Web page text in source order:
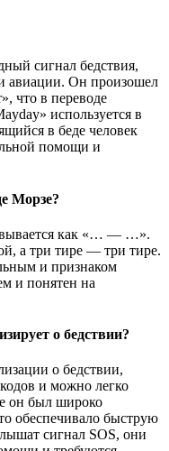
сигнал бедствия,
авиации. Он произошел
что в переводе
используется в
в беде человек
помощи и
Морзе?
как «… — …».
а три тире — три тире.
и признаком
и понятен на
о бедствии?
о бедствии,
и можно легко
он был широко
обеспечивало быструю
сигнал SOS, они